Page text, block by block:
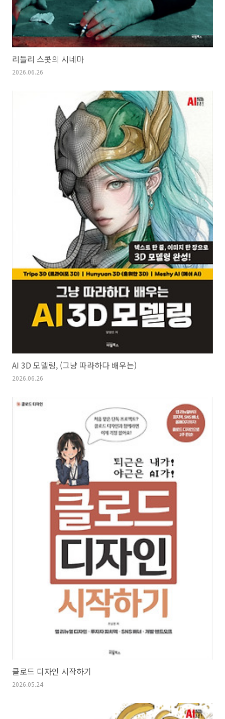
리들리 스콧의 시네마
2026.06.26
AI 3D 모델링, (그냥 따라하다 배우는)
2026.06.26
클로드 디자인 시작하기
2026.05.24